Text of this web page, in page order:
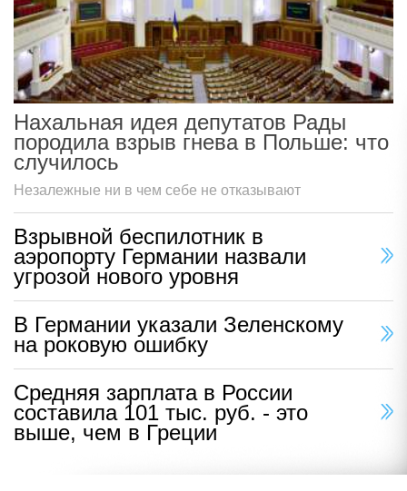
Нахальная идея депутатов Рады
породила взрыв гнева в Польше: что
случилось
Незалежные ни в чем себе не отказывают
Взрывной беспилотник в
аэропорту Германии назвали
угрозой нового уровня
В Германии указали Зеленскому
на роковую ошибку
Средняя зарплата в России
составила 101 тыс. руб. - это
выше, чем в Греции